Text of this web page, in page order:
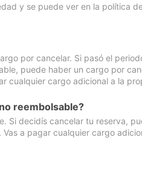
y se puede ver en la política
por cancelar. Si pasó el
puede haber un cargo por
cualquier cargo adicional a la
reembolsable?
Si decidís cancelar tu reserva,
a pagar cualquier cargo